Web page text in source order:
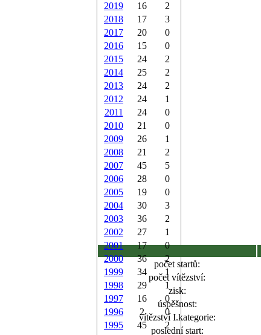
2019
16
2
2018
17
3
2017
20
0
2016
15
0
2015
24
2
2014
25
2
2013
24
2
2012
24
1
2011
24
0
2010
21
0
2009
26
1
2008
21
2
2007
45
5
2006
28
0
2005
19
0
2004
30
3
2003
36
2
2002
27
1
2001
17
0
2000
36
2
1999
34
1
1998
29
1
1997
16
0
1996
2
0
1995
45
2
počet startů:
počet vítězství:
zisk:
úspěšnost:
vítězství I.kategorie:
poslední start: